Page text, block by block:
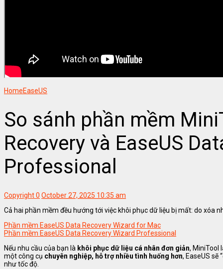
HomeEaseUS
So sánh phần mềm
Recovery và EaseUS
Professional
Copyright0 October 27, 2025 10:35 am
Cả hai phần mềm đều hướng tới việc khôi phục dữ liệu bị mất: do xóa
Phần mềm EaseUS Data Recovery Wizard for Mac
Phần mềm EaseUS Data Recovery Wizard Professional
Nếu nhu cầu của bạn là khôi phục dữ liệu cá nhân đơn giản, MiniTool
một công cụ chuyên nghiệp, hỗ trợ nhiều tình huống hơn, EaseUS sẽ
như tốc độ.